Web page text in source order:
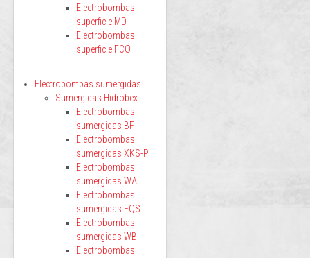
Electrobombas
superficie MD
Electrobombas
superficie FCO
Electrobombas sumergidas
Sumergidas Hidrobex
Electrobombas
sumergidas BF
Electrobombas
sumergidas XKS-P
Electrobombas
sumergidas WA
Electrobombas
sumergidas EQS
Electrobombas
sumergidas WB
Electrobombas